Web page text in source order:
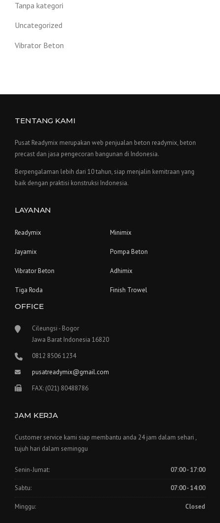
Tanpa kategori
Uncategorized
Vibrator Beton
TENTANG KAMI
Pusat Readymix merupakan web penjualan beton readymix, beton
precast dan jasa pengecoran bangunan di Indonesia.
Berpengalaman lebih dari 10 tahun, siap menjalin kemitraan yang
baik dengan praktisi konstruksi Indonesia.
LAYANAN
Readymix Minimix
Jayamix Pompa Beton
Vibrator Beton Adhimix
Tiga Roda Finish Trowel
OFFICE
Cileungsi - Bogor
Jawa Barat Indonesia 16820
0812 8506 1234
pusatreadymix@gmail.com
FAX: (021) 80488786
JAM KERJA
Customer service kami siap membantu anda 24 jam dalam sehari ,
tujuh hari dalam seminggu
Senin-Jumat: 07:00 - 17:00
Sabtu: 07:00 - 14:00
Minggu: Closed